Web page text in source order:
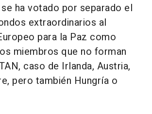
ha votado por separado el
extraordinarios al
para la Paz como
miembros que no forman
caso de Irlanda, Austria,
pero también Hungría o